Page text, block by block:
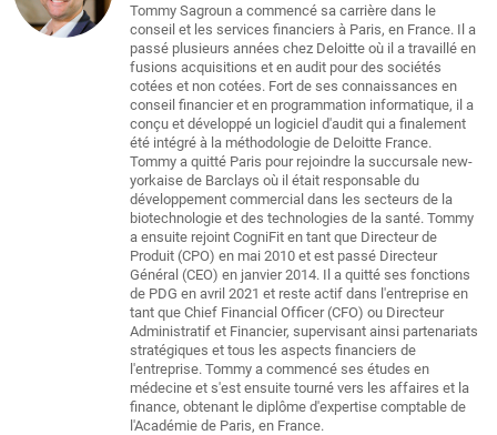
Tommy Sagroun a commencé sa carrière dans le
conseil et les services financiers à Paris, en France. Il a
passé plusieurs années chez Deloitte où il a travaillé en
fusions acquisitions et en audit pour des sociétés
cotées et non cotées. Fort de ses connaissances en
conseil financier et en programmation informatique, il a
conçu et développé un logiciel d'audit qui a finalement
été intégré à la méthodologie de Deloitte France.
Tommy a quitté Paris pour rejoindre la succursale new-
yorkaise de Barclays où il était responsable du
développement commercial dans les secteurs de la
biotechnologie et des technologies de la santé. Tommy
a ensuite rejoint CogniFit en tant que Directeur de
Produit (CPO) en mai 2010 et est passé Directeur
Général (CEO) en janvier 2014. Il a quitté ses fonctions
de PDG en avril 2021 et reste actif dans l'entreprise en
tant que Chief Financial Officer (CFO) ou Directeur
Administratif et Financier, supervisant ainsi partenariats
stratégiques et tous les aspects financiers de
l'entreprise. Tommy a commencé ses études en
médecine et s'est ensuite tourné vers les affaires et la
finance, obtenant le diplôme d'expertise comptable de
l'Académie de Paris, en France.